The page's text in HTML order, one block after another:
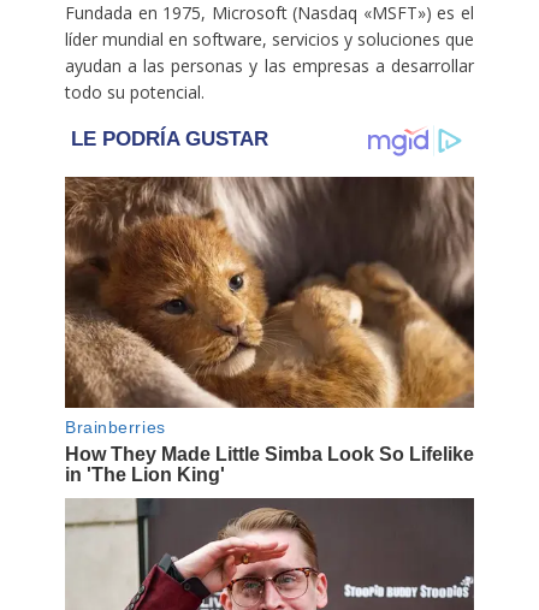
Fundada en 1975, Microsoft (Nasdaq «MSFT») es el
líder mundial en software, servicios y soluciones que
ayudan a las personas y las empresas a desarrollar
todo su potencial.